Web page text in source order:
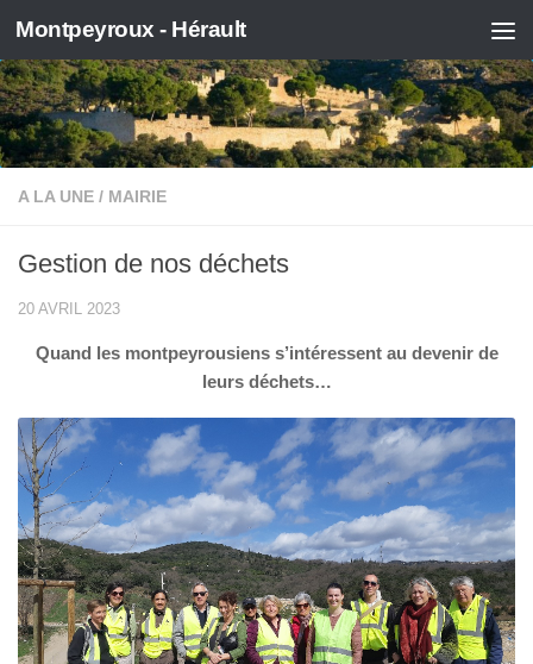
Skip to content
Montpeyroux - Hérault
A LA UNE / MAIRIE
Gestion de nos déchets
20 AVRIL 2023
Quand les montpeyrousiens s’intéressent au devenir de
leurs déchets…